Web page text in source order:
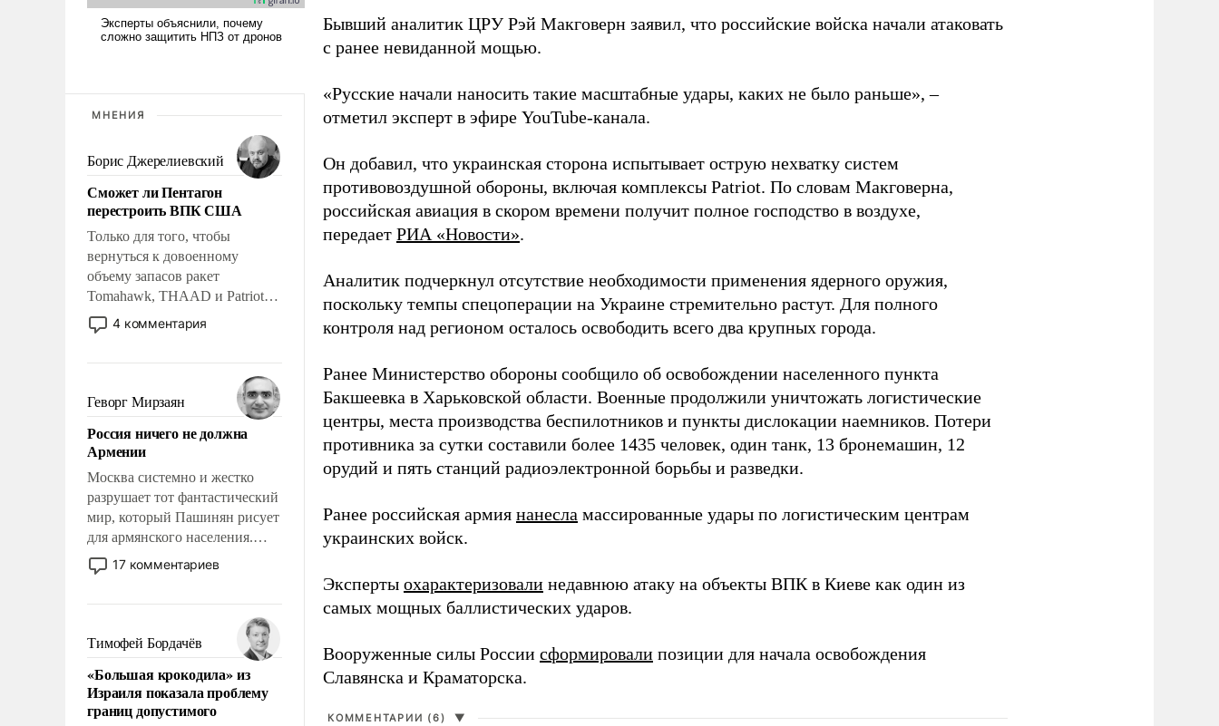
МНЕНИЯ
Борис Джерелиевский
Сможет ли Пентагон
перестроить ВПК США
Только для того, чтобы
вернуться к довоенному
объему запасов ракет
Tomahawk, THAAD и Patriot
США потребуется более трех
лет. Даже небольшая война с
Сложившаяся ситуация
означает многолетний период
уязвимости США, например,
перед Китаем.
4 комментария
Геворг Мирзаян
Россия ничего не должна
Армении
Москва системно и жестко
разрушает тот фантастический
мир, который Пашинян рисует
для армянского населения.
Мир, где политические
прожекты будут безусловно
налогоплательщиков и где
Еревану за свои поступки не
нужно отвечать.
17 комментариев
Тимофей Бордачёв
«Большая крокодила» из
Израиля показала проблему
границ допустимого
Бывший аналитик ЦРУ Рэй Макговерн заявил, что российские войска начали атаковать
с ранее невиданной мощью.
«Русские начали наносить такие масштабные удары, каких не было раньше», –
отметил эксперт в эфире YouTube-канала.
Он добавил, что украинская сторона испытывает острую нехватку систем
противовоздушной обороны, включая комплексы Patriot. По словам Макговерна,
российская авиация в скором времени получит полное господство в воздухе,
передает РИА «Новости».
Аналитик подчеркнул отсутствие необходимости применения ядерного оружия,
поскольку темпы спецоперации на Украине стремительно растут. Для полного
контроля над регионом осталось освободить всего два крупных города.
Ранее Министерство обороны сообщило об освобождении населенного пункта
Бакшеевка в Харьковской области. Военные продолжили уничтожать логистические
центры, места производства беспилотников и пункты дислокации наемников. Потери
противника за сутки составили более 1435 человек, один танк, 13 бронемашин, 12
орудий и пять станций радиоэлектронной борьбы и разведки.
Ранее российская армия нанесла массированные удары по логистическим центрам
украинских войск.
Эксперты охарактеризовали недавнюю атаку на объекты ВПК в Киеве как один из
самых мощных баллистических ударов.
Вооруженные силы России сформировали позиции для начала освобождения
Славянска и Краматорска.
КОММЕНТАРИИ (6) ▼